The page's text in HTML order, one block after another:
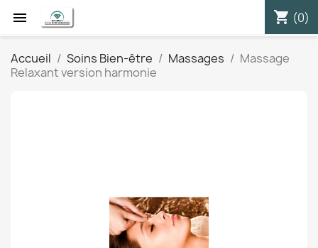
 shopping_cart (0)
Accueil Soins Bien-être Massages
Massage
Relaxant version harmonie